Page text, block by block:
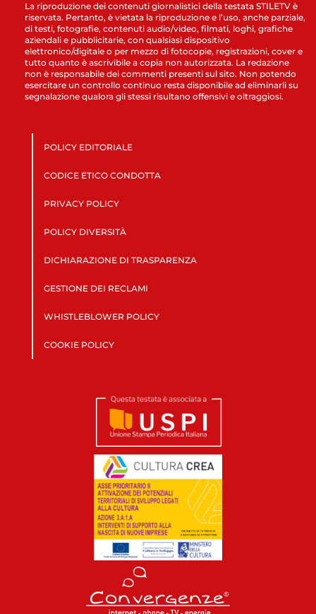
La riproduzione dei contenuti giornalistici della testata STILETV è
riservata. Pertanto, è vietata la riproduzione e l’uso, anche parziale,
di testi, fotografie, contenuti audio/video, filmati, loghi, grafiche
aziendali e pubblicitarie, con qualsiasi dispositivo
elettronico/digitale o per mezzo di fotocopie, registrazioni, cover e
tutto quanto è ascrivibile a copia non autorizzata. La redazione
non è responsabile dei commenti presenti sul sito. Non potendo
esercitare un controllo continuo resta disponibile ad eliminarli su
segnalazione qualora gli stessi risultano offensivi e oltraggiosi.
POLICY EDITORIALE
CODICE ETICO CONDOTTA
PRIVACY POLICY
POLICY DIVERSITÀ
DICHIARAZIONE DI TRASPARENZA
GESTIONE DEI RECLAMI
WHISTLEBLOWER POLICY
COOKIE POLICY